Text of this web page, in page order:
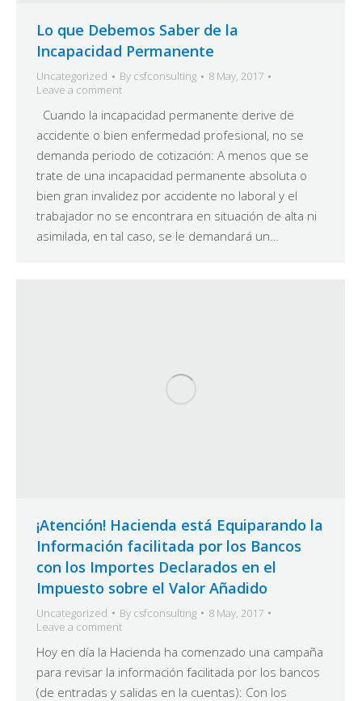
Lo que Debemos Saber de la
Incapacidad Permanente
Uncategorized By csfconsulting
8 May, 2017
Leave a comment
Cuando la incapacidad permanente derive de
accidente o bien enfermedad profesional, no se
demanda periodo de cotización: A menos que se
trate de una incapacidad permanente absoluta o
bien gran invalidez por accidente no laboral y el
trabajador no se encontrara en situación de alta ni
asimilada, en tal caso, se le demandará un…
¡Atención! Hacienda está Equiparando la
Información facilitada por los Bancos
con los Importes Declarados en el
Impuesto sobre el Valor Añadido
Uncategorized By csfconsulting
8 May, 2017
Leave a comment
Hoy en día la Hacienda ha comenzado una campaña
para revisar la información facilitada por los bancos
(de entradas y salidas en la cuentas): Con los